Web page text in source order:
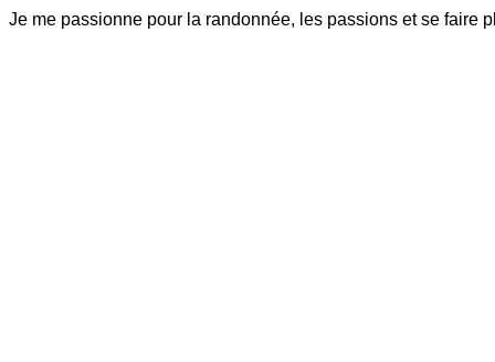
Je me passionne pour la randonnée, les passions et se faire